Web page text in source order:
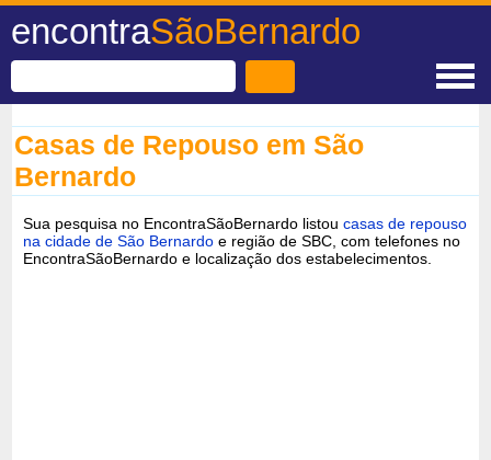
encontraSãoBernardo
Casas de Repouso em São
Bernardo
Sua pesquisa no EncontraSãoBernardo listoucasas de repouso
na cidade de São Bernardo e região de SBC, com telefones no
EncontraSãoBernardo e localização dos estabelecimentos.